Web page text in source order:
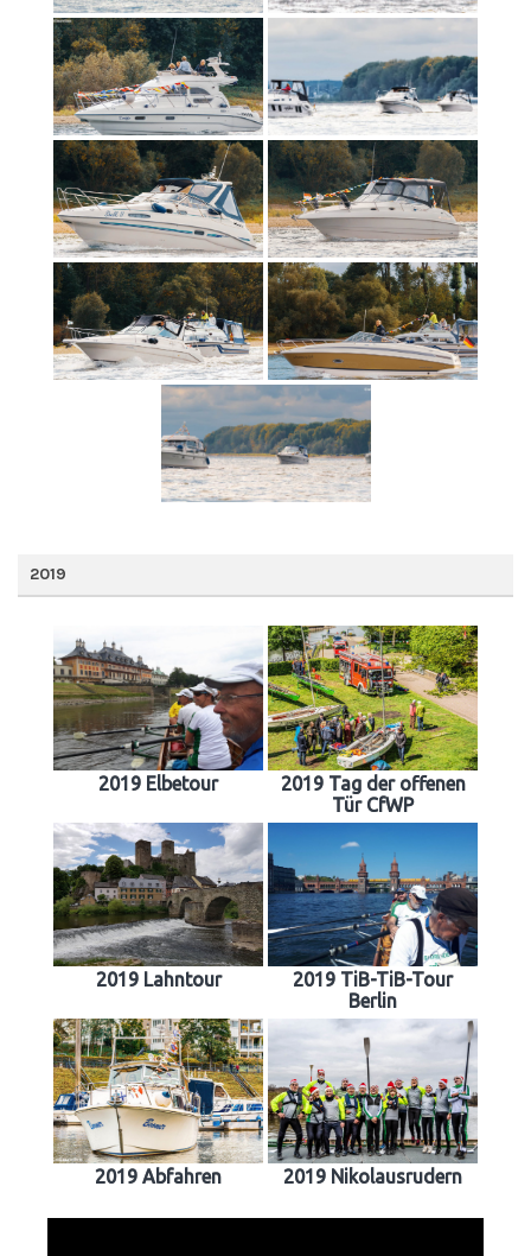
2019
2019 Elbetour
2019 Tag der offenen
Tür CfWP
2019 Lahntour
2019 TiB-TiB-Tour
Berlin
2019 Abfahren 2019 Nikolausrudern